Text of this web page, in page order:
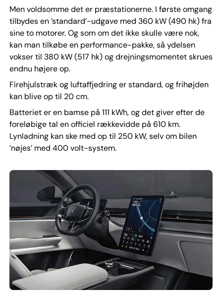
Men voldsomme det er præstationerne. I første omgang
tilbydes en ’standard’-udgave med 360 kW (490 hk) fra
sine to motorer. Og som om det ikke skulle være nok,
kan man tilkøbe en performance-pakke, så ydelsen
vokser til 380 kW (517 hk) og drejningsmomentet skrues
endnu højere op.
Firehjulstræk og luftaffjedring er standard, og frihøjden
kan blive op til 20 cm.
Batteriet er en bamse på 111 kWh, og det giver efter de
foreløbige tal en officiel rækkevidde på 610 km.
Lynladning kan ske med op til 250 kW, selv om bilen
’nøjes’ med 400 volt-system.